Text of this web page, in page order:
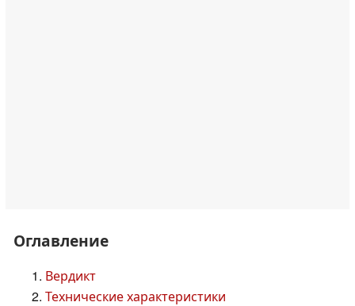
Оглавление
Вердикт
Технические характеристики